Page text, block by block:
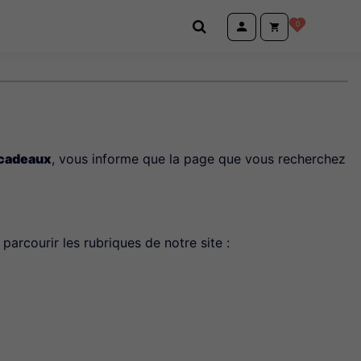
0
, vous informe que la page que vous recherchez
les rubriques de notre site :